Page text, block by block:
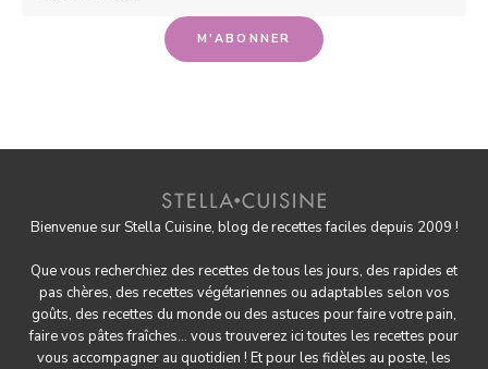
Bienvenue sur Stella Cuisine, blog de recettes faciles depuis 2009 !
Que vous recherchiez des recettes de tous les jours, des rapides et
pas chères, des recettes végétariennes ou adaptables selon vos
goûts, des recettes du monde ou des astuces pourfaire votre pain,
fairevos pâtes fraîches... vous trouverez ici toutes les recettes pour
vous accompagner au quotidien ! Et pour les fidèles au poste, les